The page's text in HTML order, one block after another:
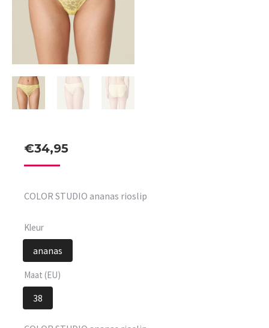
€34,95
COLOR STUDIO ananas rioslip
Kleur
ananas
Maat (EU)
38